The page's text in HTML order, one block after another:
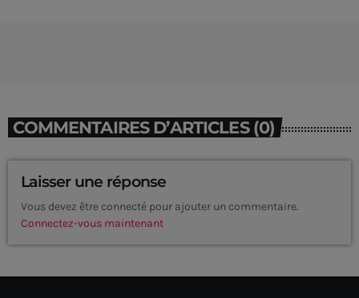
COMMENTAIRES D’ARTICLES (0)
Laisser une réponse
Vous devez être connecté pour ajouter un commentaire.
Connectez-vous maintenant